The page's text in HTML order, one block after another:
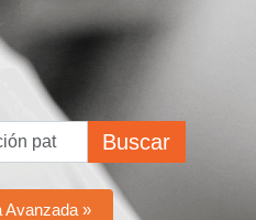
Buscar
Avanzada »